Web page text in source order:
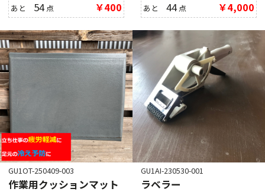
あと 54点 ￥400 あと44点 ￥4,000
GU1OT-250409-003
作業用クッションマット
GU1AI-230530-001
ラベラー